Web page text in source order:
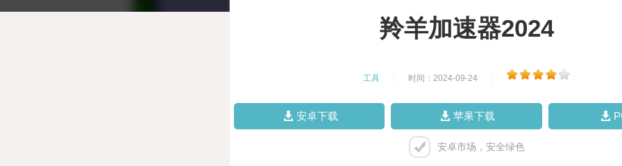
羚羊加速器2024
工具 时间：2024-09-24
安卓下载 苹果下载
安卓市场，安全绿色